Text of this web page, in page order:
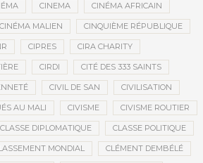
CINEMA CINÉMA AFRICAIN
CINÉMA MALIEN CINQUIÈME RÉPUBLIQUE
CIPRES CIRA CHARITY
CIRDI CITÉ DES 333 SAINTS
CIVIL DE SAN CIVILISATION
AU MALI CIVISME CIVISME ROUTIER
CLASSE DIPLOMATIQUE CLASSE POLITIQUE
MONDIAL CLÉMENT DEMBÉLÉ